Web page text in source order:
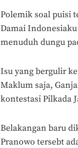
Polemik soal puisi
Damai
menuduh dungu
Isu yang bergulir
Maklum saja,
kontestasi Pilkada
Belakangan baru
Pranowo tersebt